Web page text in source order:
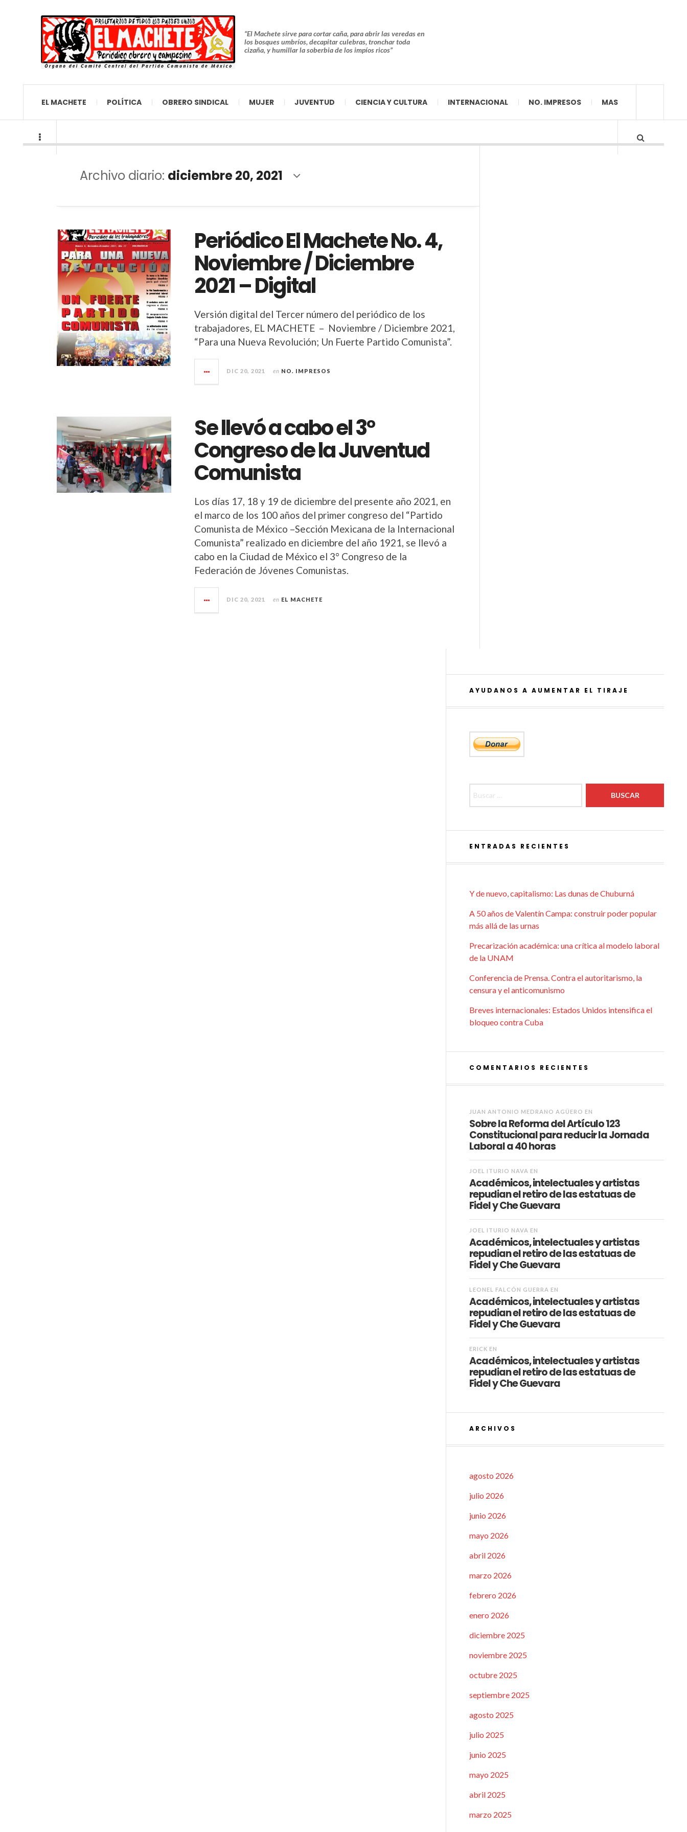
“El Machete sirve para cortar caña, para abrir las veredas en
los bosques umbríos, decapitar culebras, tronchar toda
cizaña, y humillar la soberbia de los impíos ricos”
EL MACHETE POLÍTICA OBRERO SINDICAL MUJER JUVENTUD CIENCIA Y CULTURA INTERNACIONAL NO. IMPRESOS MAS
Archivo diario: diciembre 20, 2021
Periódico El Machete No. 4,
Noviembre / Diciembre
2021 – Digital
Versión digital del Tercer número del periódico de los
trabajadores, EL MACHETE – Noviembre / Diciembre 2021,
“Para una Nueva Revolución; Un Fuerte Partido Comunista”.
DIC 20, 2021 en NO. IMPRESOS
Se llevó a cabo el 3°
Congreso de la Juventud
Comunista
Los días 17, 18 y 19 de diciembre del presente año 2021, en
el marco de los 100 años del primer congreso del “Partido
Comunista de México –Sección Mexicana de la Internacional
Comunista” realizado en diciembre del año 1921, se llevó a
cabo en la Ciudad de México el 3° Congreso de la
Federación de Jóvenes Comunistas.
DIC 20, 2021 en EL MACHETE
AYUDANOS A AUMENTAR EL TIRAJE
ENTRADAS RECIENTES
Y de nuevo, capitalismo: Las dunas de Chuburná
A 50 años de Valentín Campa: construir poder popular
más allá de las urnas
Precarización académica: una crítica al modelo laboral
de la UNAM
Conferencia de Prensa. Contra el autoritarismo, la
censura y el anticomunismo
Breves internacionales: Estados Unidos intensifica el
bloqueo contra Cuba
COMENTARIOS RECIENTES
JUAN ANTONIO MEDRANO AGÜERO EN
Sobre la Reforma del Artículo 123
Constitucional para reducir la Jornada
Laboral a 40 horas
JOEL ITURIO NAVA EN
Académicos, intelectuales y artistas
repudian el retiro de las estatuas de
Fidel y Che Guevara
JOEL ITURIO NAVA EN
Académicos, intelectuales y artistas
repudian el retiro de las estatuas de
Fidel y Che Guevara
LEONEL FALCÓN GUERRA EN
Académicos, intelectuales y artistas
repudian el retiro de las estatuas de
Fidel y Che Guevara
ERICK EN
Académicos, intelectuales y artistas
repudian el retiro de las estatuas de
Fidel y Che Guevara
ARCHIVOS
agosto 2026
julio 2026
junio 2026
mayo 2026
abril 2026
marzo 2026
febrero 2026
enero 2026
diciembre 2025
noviembre 2025
octubre 2025
septiembre 2025
agosto 2025
julio 2025
junio 2025
mayo 2025
abril 2025
marzo 2025